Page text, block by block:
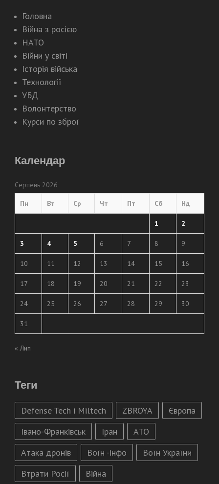
Головна
Війна з росією
НАТО
Війни у світі
Історія війська
Технології
УБД
Волонтерство
Курси по зброї
Календар
Серпень 2026
Пн Вт Ср Чт Пт Сб Нд
1 2
3 4 5 6 7 8 9
10 11 12 13 14 15 16
17 18 19 20 21 22 23
24 25 26 27 28 29 30
31
« Лип
Теги
Defense Tech і Miltech ZBROYA
Європа
Івано-Франківськ
Іран
АТО
Атака дронів
Воїн -інфо
Воїн України
Втрати Росії
Війна